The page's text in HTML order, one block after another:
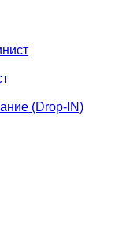
(Drop-IN)